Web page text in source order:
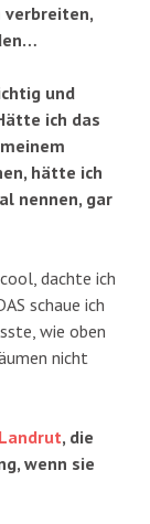
verbreiten,
und
ich das
hätte ich
nennen, gar
dachte ich
schaue ich
wie oben
nicht
, die
wenn sie